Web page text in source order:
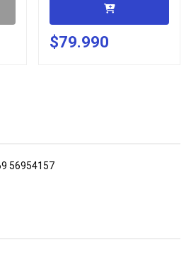
$79.990
56954157